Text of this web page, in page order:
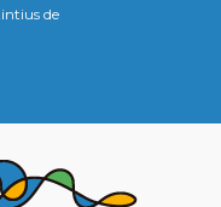
de